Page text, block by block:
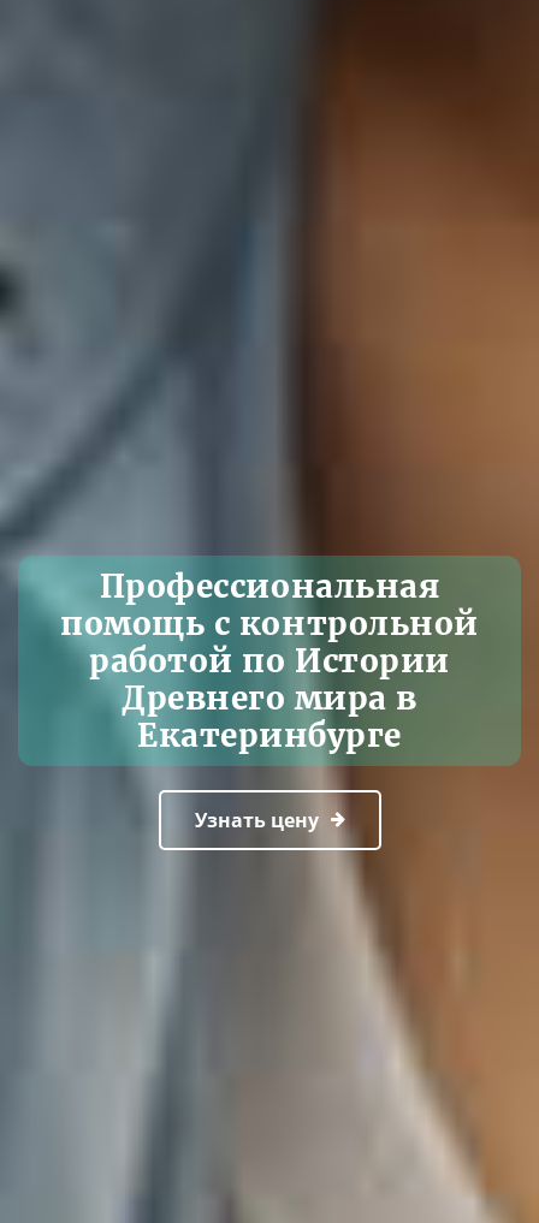
Профессиональная
помощь с контрольной
работой по Истории
Древнего мира в
Екатеринбурге
Узнать цену